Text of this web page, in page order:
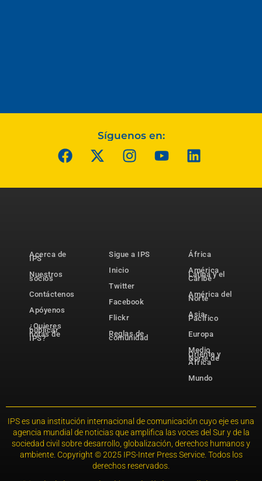
Síguenos en:
Acerca de
IPS
Nuestros
socios
Contáctenos
Apóyenos
¿Quieres
publicar
notas de
IPS?
Sigue a IPS
Inicio
Twitter
Facebook
Flickr
Reglas de
comunidad
África
América
Latina y el
Caribe
América del
Norte
Asia-
Pacífico
Europa
Medio
Oriente y
Norte de
África
Mundo
IPS es una institución internacional de comunicación cuyo eje es una
agencia mundial de noticias que amplifica las voces del Sur y de la
sociedad civil sobre desarrollo, globalización, derechos humanos y
ambiente. Copyright © 2025 IPS-Inter Press Service. Todos los
derechos reservados.